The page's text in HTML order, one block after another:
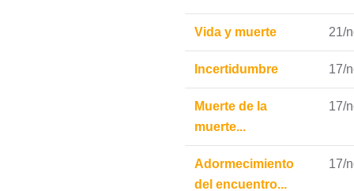
Vida y muerte 21/
Incertidumbre 17/
Muerte de la
muerte...
17/
Adormecimiento
del encuentro...
17/